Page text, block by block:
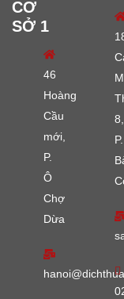
CƠ
SỞ 1
46
Hoàng
Cầu
mới,
P.
Ô
Chợ
Dừa
8,
P.